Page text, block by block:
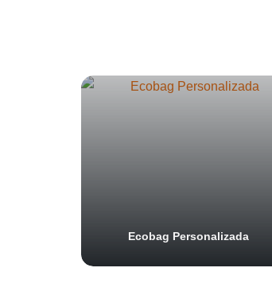
Ecobag Personalizada